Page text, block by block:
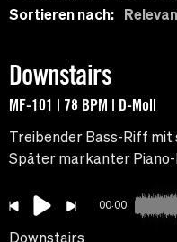
Sortieren nach:
Downstairs
MF-101 | 78 BPM | D-Moll
Treibender Bass-Riff mit
Später markanter
00:00
Downstairs